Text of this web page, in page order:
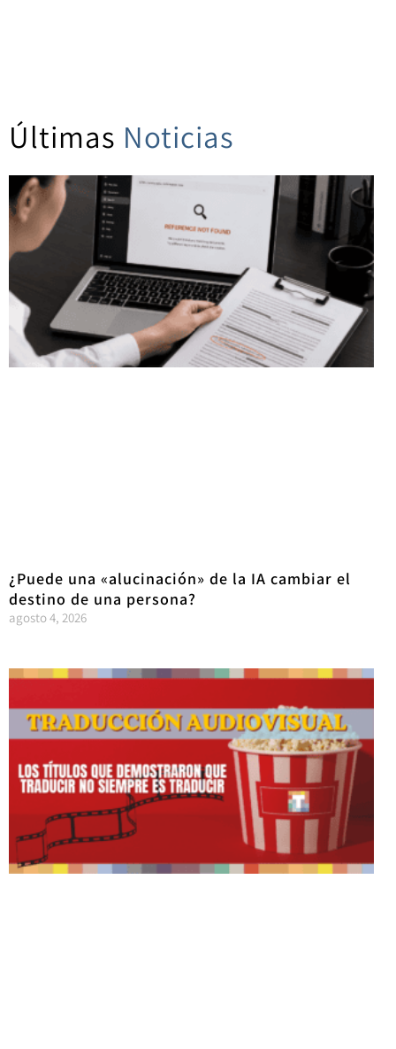
Últimas Noticias
¿Puede una «alucinación» de la IA cambiar el
destino de una persona?
agosto 4, 2026